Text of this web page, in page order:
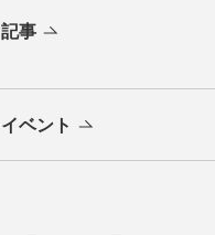
記事
イベント